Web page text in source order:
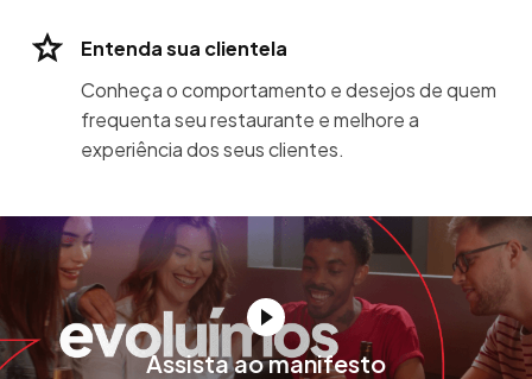
Entenda sua clientela
Conheça o comportamento e desejos de quem
frequenta seu restaurante e melhore a
experiência dos seus clientes.
Assista ao manifesto